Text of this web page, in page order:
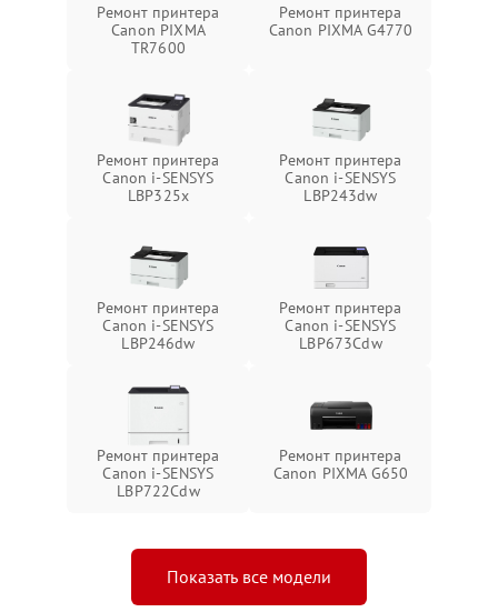
Ремонт принтера
Canon PIXMA
TR7600
Ремонт принтера
Canon PIXMA G4770
Ремонт принтера
Canon i-SENSYS
LBP325x
Ремонт принтера
Canon i-SENSYS
LBP243dw
Ремонт принтера
Canon i-SENSYS
LBP246dw
Ремонт принтера
Canon i-SENSYS
LBP673Cdw
Ремонт принтера
Canon i-SENSYS
LBP722Cdw
Ремонт принтера
Canon PIXMA G650
Показать все модели